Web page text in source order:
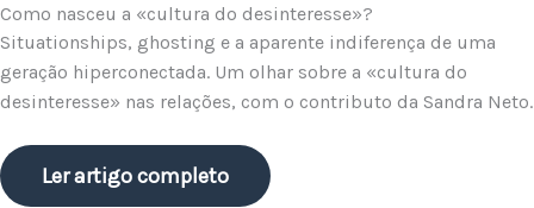
Como nasceu a «cultura do desinteresse»?
Situationships, ghosting e a aparente indiferença de uma
geração hiperconectada. Um olhar sobre a «cultura do
desinteresse» nas relações, com o contributo da Sandra Neto.
Ler artigo completo